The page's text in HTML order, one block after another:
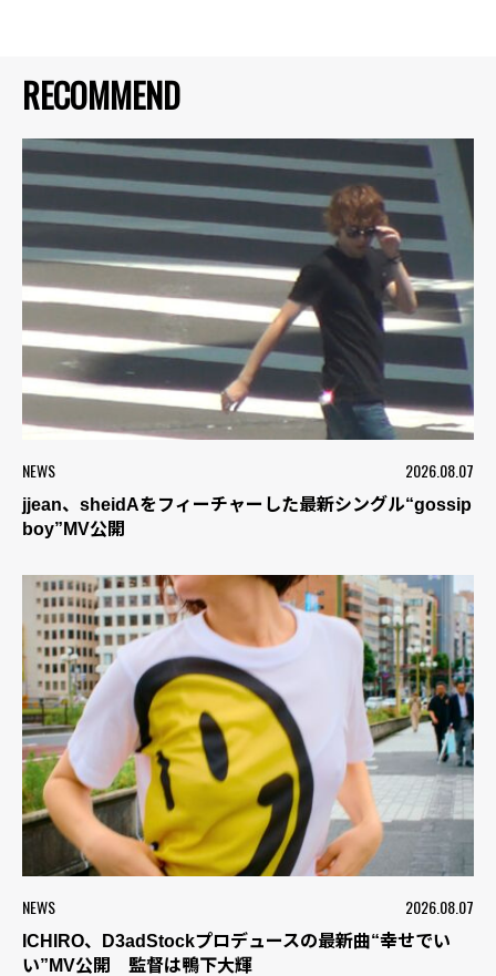
RECOMMEND
NEWS 2026.08.07
jjean、sheidAをフィーチャーした最新シングル“gossip
boy”MV公開
NEWS 2026.08.07
ICHIRO、D3adStockプロデュースの最新曲“幸せでい
い”MV公開 監督は鴨下大輝